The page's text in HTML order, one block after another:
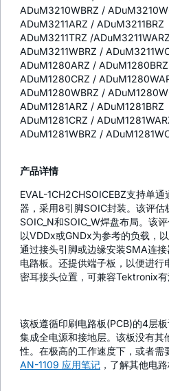
ADuM3210WBRZ /
ADuM3211ARZ / ADuM3211BRZ
ADuM3211TRZ /ADuM3211WARZ
ADuM3211WBRZ /
ADuM1280ARZ / ADuM1280BRZ
ADuM1280CRZ /
ADuM1280WBRZ /
ADuM1281ARZ / ADuM1281BRZ
ADuM1281CRZ /
ADuM1281WBRZ /
产品详情
EVAL-1CH2CHSOICEBZ支持单
器，采用8引脚SOIC封装。该评估
SOIC_N和SOIC_W焊盘布局。该
以VDDx或GNDx为参考的负载，
通过接头引脚或边缘安装SMA连
电路板。还提供端子板，以便进
密耳接头位置，可兼容Tektronix有
该板遵循印刷电路板(PCB)的4层
集成全电源和接地层。该板没有其
性。在极高的工作速度下，或者需
AN-1109 应用笔记 ，了解其他电